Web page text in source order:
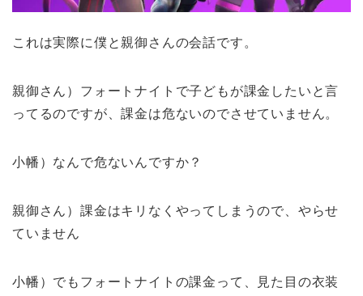
これは実際に僕と親御さんの会話です。
親御さん）フォートナイトで子どもが課金したいと言
ってるのですが、課金は危ないのでさせていません。
小幡）なんで危ないんですか？
親御さん）課金はキリなくやってしまうので、やらせ
ていません
小幡）でもフォートナイトの課金って、見た目の衣装